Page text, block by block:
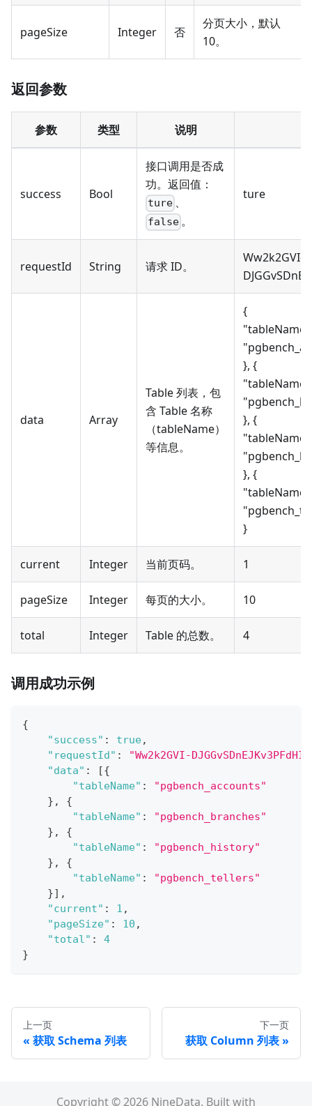
pageSize Integer 否
分页大小，默认
10。
返回参数
参数 类型 说明
success Bool
接口调用是否成
功。返回值：
ture 、
false 。
ture
requestId String 请求 ID。
Ww2k2GVI-
data Array
Table 列表，包
含 Table 名称
（tableName）
等信息。
{
}, {
}, {
}, {
}
current Integer 当前页码。 1
pageSize Integer 每页的大小。 10
total Integer Table 的总数。 4
调用成功示例
{
"success" : true,
"requestId" :
"Ww2k2GVI-
"data" : [{
"tableName" :
"pgbench_accounts"
} ,
{
"tableName" :
"pgbench_branches"
} ,
{
"tableName" :
"pgbench_history"
} ,
{
"tableName" :
"pgbench_tellers"
}] ,
"current" : 1 ,
"pageSize" : 10 ,
"total" :
4
}
上一页
获取 Schema 列表
下一页
获取 Column 列表
Copyright © 2026 NineData. Built with